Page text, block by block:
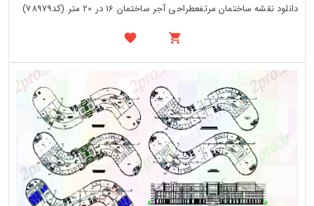
دانلود نقشه ساختمان مرتفعطراحی آجر ساختمان 16 در 20 متر (کد78979)